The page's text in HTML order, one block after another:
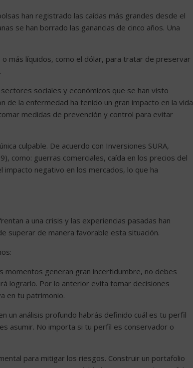
han registrado las caídas más grandes desde el
se han borrado las ganancias de cinco años. Una
más líquidos, como el dólar, para tratar de preservar
sociales y económicos que se han visto
de la enfermedad ha tenido un gran impacto en la vida
medidas de prevención y control para evitar
culpable. De acuerdo con Inversiones SURA,
como: guerras comerciales, caída en los precios del
negativo en los mercados, lo que ha
a una crisis y las experiencias pasadas han
superar de manera favorable esta situación.
momentos generan gran incertidumbre, no debes
lograrlo. Por lo anterior evita tomar decisiones
en tu patrimonio.
un análisis profundo habrás definido cuál es tu perfil
asumir. No importa si tu perfil es conservador o
para mitigar los riesgos. Construir un portafolio